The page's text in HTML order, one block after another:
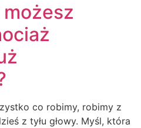
co robimy, robimy z
z tyłu głowy. Myśl, która